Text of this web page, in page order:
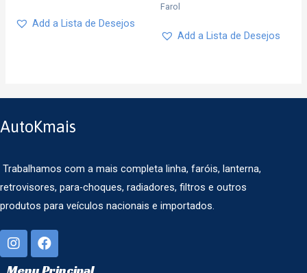
Add a Lista de Desejos
Farol
Add a Lista de Desejos
AutoKmais
Trabalhamos com a mais completa linha, faróis, lanterna,
retrovisores, para-choques, radiadores, filtros e outros
produtos para veículos nacionais e importados.
Menu Principal